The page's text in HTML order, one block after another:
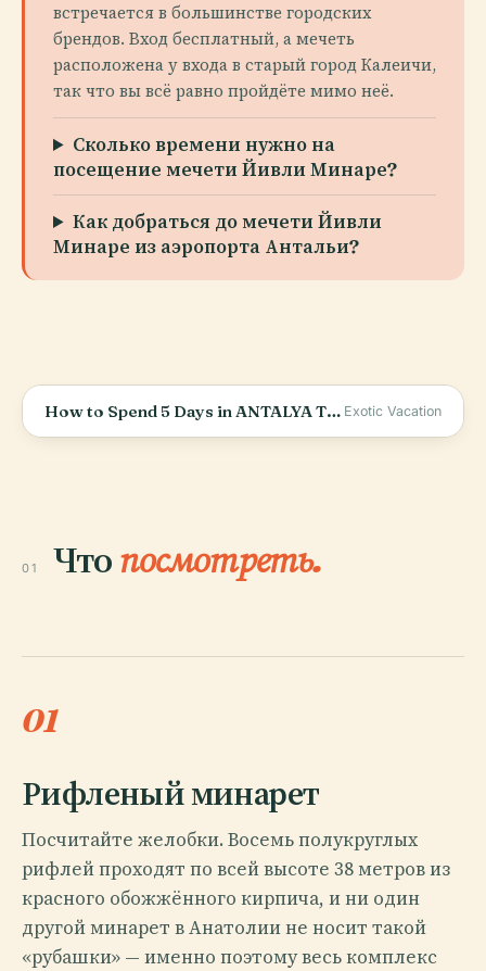
встречается в большинстве городских
брендов. Вход бесплатный, а мечеть
расположена у входа в старый город Калеичи,
так что вы всё равно пройдёте мимо неё.
Сколько времени нужно на
посещение мечети Йивли Минаре?
Как добраться до мечети Йивли
Минаре из аэропорта Антальи?
How to Spend 5 Days in ANTALYA Turkey | Traveling Antalya on a Budget Exotic Vacation
01 Чтопосмотреть.
01
Рифленый минарет
Посчитайте желобки. Восемь полукруглых
рифлей проходят по всей высоте 38 метров из
красного обожжённого кирпича, и ни один
другой минарет в Анатолии не носит такой
«рубашки» — именно поэтому весь комплекс